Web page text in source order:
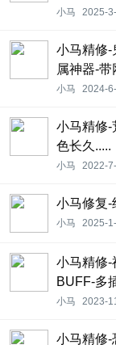
小马 2025-
小马精修-
属神器-
小马 2024-
小马精修-
色长久.....
小马 2022-
小马修复-
小马 2025-
小马精修-
BUFF-多
小马 2023-
小马精修-